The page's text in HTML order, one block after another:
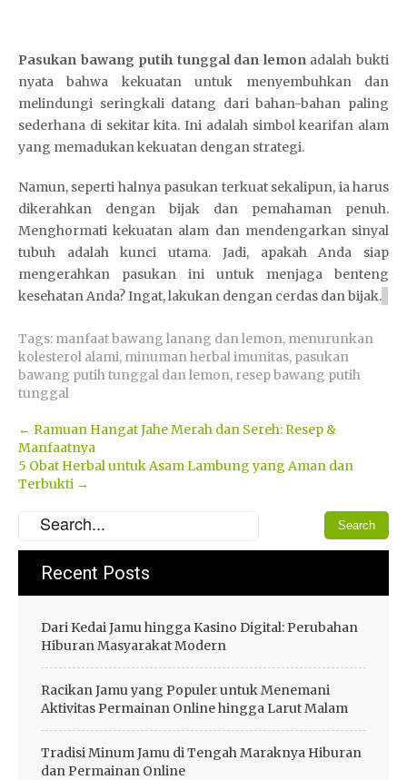
Pasukan bawang putih tunggal dan lemonadalah bukti
nyata bahwa kekuatan untuk menyembuhkan dan
melindungi seringkali datang dari bahan-bahan paling
sederhana di sekitar kita. Ini adalah simbol kearifan alam
yang memadukan kekuatan dengan strategi.
Namun, seperti halnya pasukan terkuat sekalipun, ia harus
dikerahkan dengan bijak dan pemahaman penuh.
Menghormati kekuatan alam dan mendengarkan sinyal
tubuh adalah kunci utama. Jadi, apakah Anda siap
mengerahkan pasukan ini untuk menjaga benteng
kesehatan Anda? Ingat, lakukan dengan cerdas dan bijak.
Tags: manfaat bawang lanang dan lemon, menurunkan
kolesterol alami, minuman herbal imunitas, pasukan
bawang putih tunggal dan lemon, resep bawang putih
tunggal
Post
navigation
← Ramuan Hangat Jahe Merah dan Sereh: Resep &
Manfaatnya
5 Obat Herbal untuk Asam Lambung yang Aman dan
Terbukti →
Recent Posts
Dari Kedai Jamu hingga Kasino Digital: Perubahan
Hiburan Masyarakat Modern
Racikan Jamu yang Populer untuk Menemani
Aktivitas Permainan Online hingga Larut Malam
Tradisi Minum Jamu di Tengah Maraknya Hiburan
dan Permainan Online